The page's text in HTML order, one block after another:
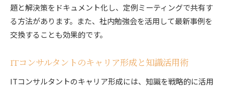
題と解決策をドキュメント化し、定例ミーティングで共有す
る方法があります。また、社内勉強会を活用して最新事例を
交換することも効果的です。
ITコンサルタントのキャリア形成と知識活用術
ITコンサルタントのキャリア形成には、知識を戦略的に活用